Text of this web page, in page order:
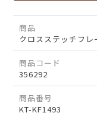
商品
クロスステッチフ
商品コード
356292
商品番号
KT-KF1493